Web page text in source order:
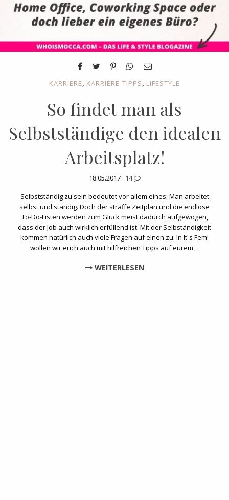
KARRIERE, KARRIERE-TIPPS, LIFESTYLE
So findet man als
Selbstständige den idealen
Arbeitsplatz!
18.05.2017 · 14
Selbstständig zu sein bedeutet vor allem eines: Man arbeitet
selbst und ständig. Doch der straffe Zeitplan und die endlose
To-Do-Listen werden zum Glück meist dadurch aufgewogen,
dass der Job auch wirklich erfüllend ist. Mit der Selbständigkeit
kommen natürlich auch viele Fragen auf einen zu. In It´s Fem!
wollen wir euch auch mit hilfreichen Tipps auf eurem…
WEITERLESEN